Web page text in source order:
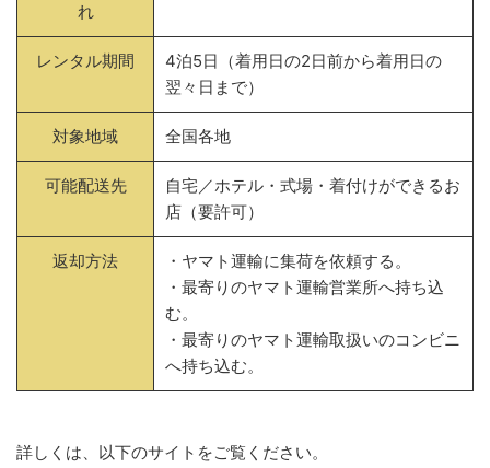
れ
レンタル期間
4泊5日（着用日の2日前から着用日の
翌々日まで）
対象地域 全国各地
可能配送先
自宅／ホテル・式場・着付けができるお
店（要許可）
返却方法
・ヤマト運輸に集荷を依頼する。
・最寄りのヤマト運輸営業所へ持ち込
む。
・最寄りのヤマト運輸取扱いのコンビニ
へ持ち込む。
詳しくは、以下のサイトをご覧ください。